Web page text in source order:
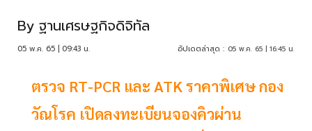
By ฐานเศรษฐกิจดิจิทัล
05 พ.ค. 65 | 09:43 น. อัปเดตล่าสุด : 05 พ.ค. 65 | 16:45 น.
ตรวจ RT-PCR และ ATK ราคาพิเศษ กอง
วัณโรค เปิดลงทะเบียนจองคิวผ่าน